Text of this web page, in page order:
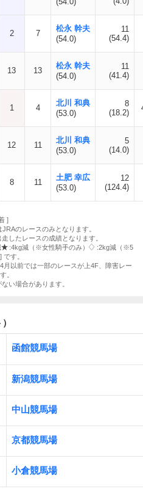
2 7
松永 幹夫
(54.0)
11
(54.4)
13 13
松永 幹夫
(54.0)
11
(41.4)
1 4
北川 和典
(53.0)
8
(18.2)
12 11
北川 和典
(53.0)
5
(14.0)
8 11
土肥 幸広
(53.0)
12
(124.4)
]
のレースのみとなります。
したレースの成績となります。
:4kg減（※女性騎手のみ）
:2kg減（※5
す。
以前では一部のレースが上4F、障害レー
。
い場合があります。
函館競馬場
新潟競馬場
中山競馬場
京都競馬場
小倉競馬場